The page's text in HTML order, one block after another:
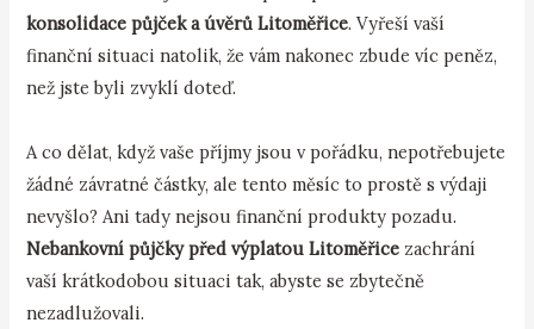
konsolidace půjček a úvěrů Litoměřice. Vyřeší vaší
finanční situaci natolik, že vám nakonec zbude víc peněz,
než jste byli zvyklí doteď.
A co dělat, když vaše příjmy jsou v pořádku, nepotřebujete
žádné závratné částky, ale tento měsíc to prostě s výdaji
nevyšlo? Ani tady nejsou finanční produkty pozadu.
Nebankovní půjčky před výplatou Litoměřice zachrání
vaší krátkodobou situaci tak, abyste se zbytečně
nezadlužovali.